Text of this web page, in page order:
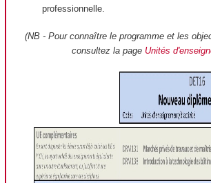
professionnelle.
(NB - Pour connaître le programme et les
consultez la page Unités